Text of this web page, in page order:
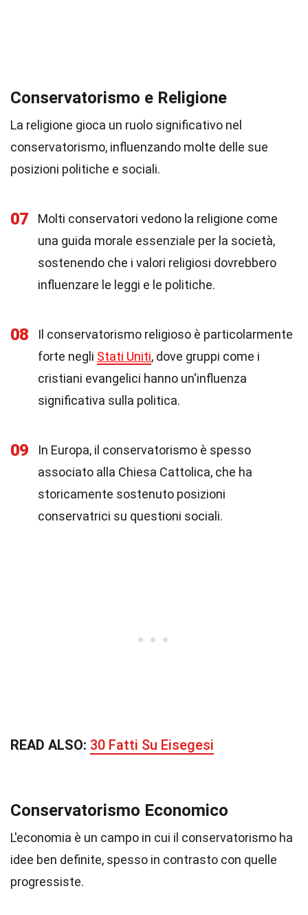
Conservatorismo e Religione
La religione gioca un ruolo significativo nel
conservatorismo, influenzando molte delle sue
posizioni politiche e sociali.
07
Molti conservatori vedono la religione come
una guida morale essenziale per la società,
sostenendo che i valori religiosi dovrebbero
influenzare le leggi e le politiche.
08
Il conservatorismo religioso è particolarmente
forte negli Stati Uniti, dove gruppi come i
cristiani evangelici hanno un'influenza
significativa sulla politica.
09
In Europa, il conservatorismo è spesso
associato alla Chiesa Cattolica, che ha
storicamente sostenuto posizioni
conservatrici su questioni sociali.
READ ALSO: 30 Fatti Su Eisegesi
Conservatorismo Economico
L'economia è un campo in cui il conservatorismo ha
idee ben definite, spesso in contrasto con quelle
progressiste.